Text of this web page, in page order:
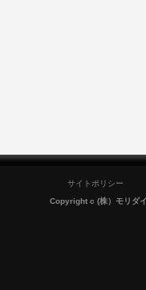
サイトポリシー
Copyright c (株）モリダ